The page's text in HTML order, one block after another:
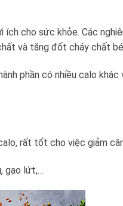
ích cho sức khỏe. Các
và tăng đốt cháy chất
phần có nhiều calo khác
rất tốt cho việc giảm
gạo lứt,…